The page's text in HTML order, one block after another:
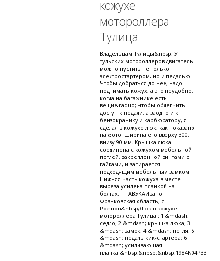
кожухе
мотороллера
Тулица
Владельцам Тулицы&nbsp; У
тульских мотороллеров двигатель
можно пустить не только
электростартером, но и педалью.
Чтобы добраться до нее, надо
поднимать кожух, а это неудобно,
когда на багажнике есть
вещи&raquo; Чтобы облегчить
доступ к педали, а заодно и к
бензокранику и карбюратору, я
сделал в кожухе люк, как показано
на фото. Ширина его вверху 300,
внизу 90 мм. Крышка люка
соединена с кожухом мебельной
петлей, закрепленной винтами с
гайками, и запирается
подходящим мебельным замком.
Нижняя часть кожуха в месте
выреза усилена планкой на
болтах.Г. ГАВУКАИвано
Франковская область, с.
Рожнов&nbsp;Люк в кожухе
мотороллера Тулица : 1 &mdash;
седло; 2 &mdash; крышка люка; 3
&mdash; замок; 4 &mdash; петля; 5
&mdash; педаль кик-стартера; 6
&mdash; усиливающая
планка.&nbsp;&nbsp;&nbsp;1984N04P33